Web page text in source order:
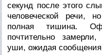
секунд после этого
человеческой речи,
полная тишина.
почтительно
уши, ожидая